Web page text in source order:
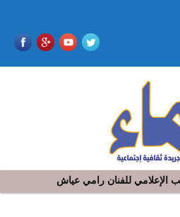
الإعلامي للفنان رامي عياش
الدولي: رؤوف ماهر يتالق و يشد الجمهور